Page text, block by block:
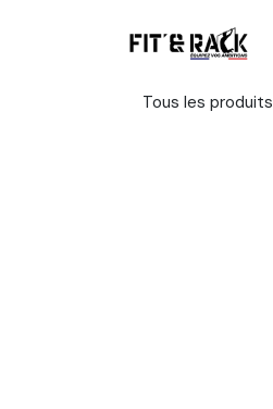
Tous les produits